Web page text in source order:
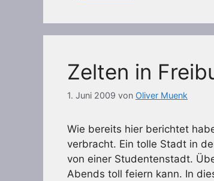
Zelten in
1. Juni 2009 von Oliver Muenk
Wie bereits hier berichtet
verbracht. Ein tolle Stadt in
von einer Studentenstadt.
Abends toll feiern kann. In